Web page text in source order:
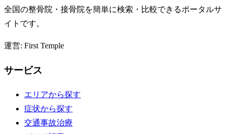
全国の整骨院・接骨院を簡単に検索・比較できるポータルサ
イトです。
運営: First Temple
サービス
エリアから探す
症状から探す
交通事故治療